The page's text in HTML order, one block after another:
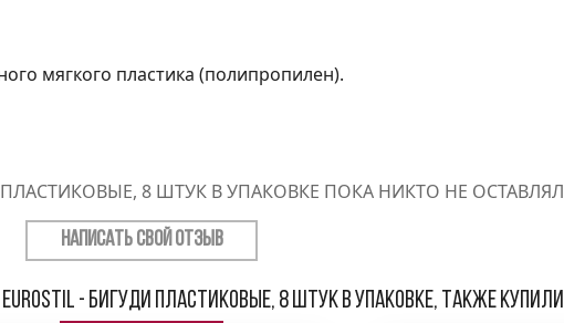
мягкого пластика (полипропилен).
ПЛАСТИКОВЫЕ, 8 ШТУК В УПАКОВКЕ ПОКА НИКТО НЕ ОСТАВЛЯЛ
НАПИСАТЬ СВОЙ ОТЗЫВ
- Бигуди пластиковые, 8 штук в упаковке, также купили